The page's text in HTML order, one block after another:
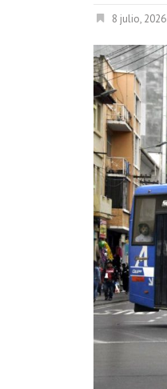
8 julio, 2026